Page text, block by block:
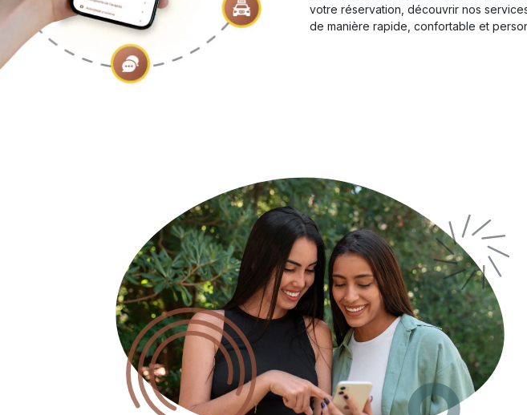
votre réservation, découvrir nos
de manière rapide, confortable et